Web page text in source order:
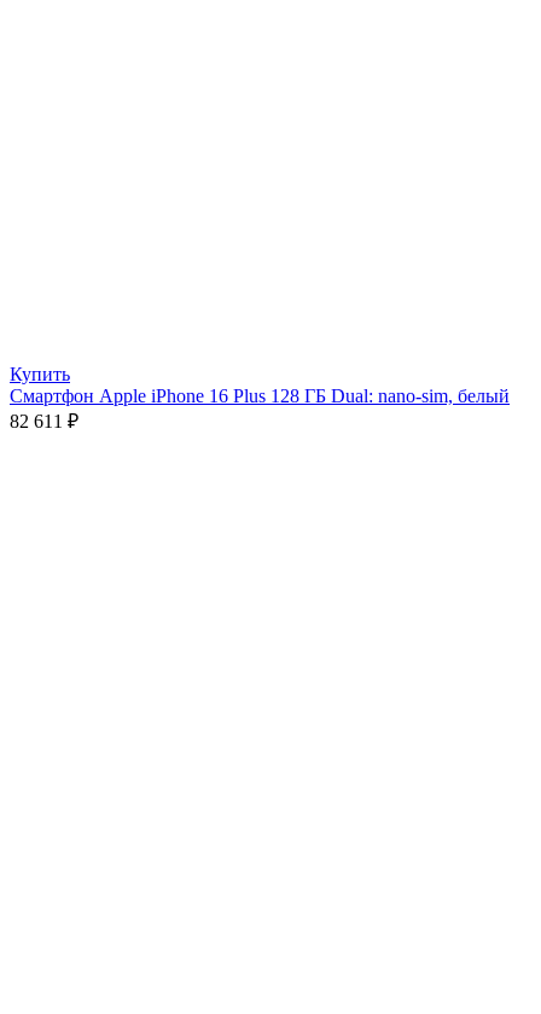
Купить
Смартфон Apple iPhone 16 Plus 128 ГБ Dual: nano-sim, белый
82 611 ₽